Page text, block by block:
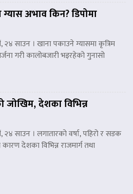
अभाव किन? डिपोमा
२४ साउन । खाना पकाउने ग्यासमा कृत्रिम
गरी कालोबजारी भइरहेको गुनासो
जोखिम, देशका विभिन्न
२४ साउन । लगातारको वर्षा, पहिरो र सडक
देशका विभिन्न राजमार्ग तथा